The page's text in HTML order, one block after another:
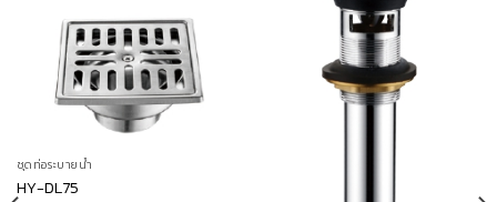
ที่ชอบ
ชุดท่อระบายน้ำ
HY-DL75